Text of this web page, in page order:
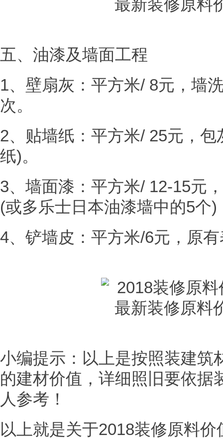
五、油漆及墙面工程
1、壁扇灰：平方米/ 8元，墙
次。
2、贴墙纸：平方米/ 25元，
纸)。
3、墙面漆：平方米/ 12-15元
(或多乐士日本油漆墙中的5个)
4、铲墙皮：平方米/6元，原
小编提示：以上是按照装建筑
的建材价值，详细照旧要依据
人参考！
以上就是关于2018装修原料